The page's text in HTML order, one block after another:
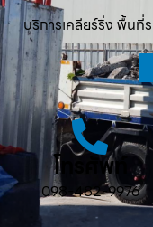
บริการเคลียร์ริ่ง พื้นที่
โทรศัพท์
098-482-9976